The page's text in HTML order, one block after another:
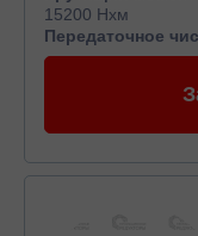
15200 Нхм
Передаточное